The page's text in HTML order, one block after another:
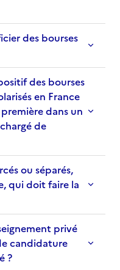
des bourses
des bourses
en France
dans un
de
ou séparés,
qui doit faire la
privé
candidature
?